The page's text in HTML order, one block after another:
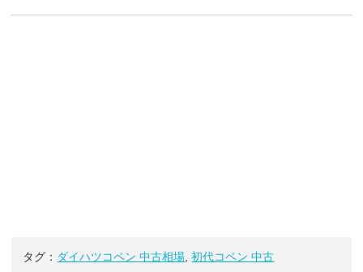
タグ： ダイハツコペン 中古相場,初代コペン 中古